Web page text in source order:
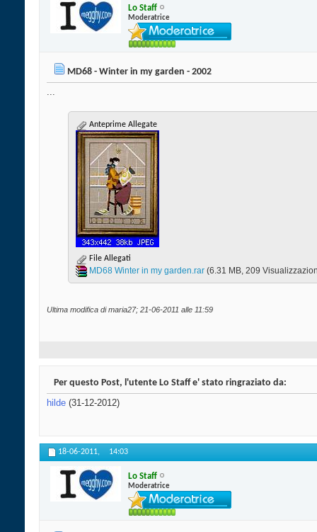
Lo Staff
Moderatrice
MD68 - Winter in my garden - 2002
...
Anteprime Allegate
File Allegati
MD68 Winter in my garden.rar‎ (6.31 MB, 209
Ultima modifica di maria27; 21-06-2011 alle 11:59
Per questo Post, l'utente Lo Staff e' stato ringraziato da:
hilde (31-12-2012)
18-06-2011, 14:03
Lo Staff
Moderatrice